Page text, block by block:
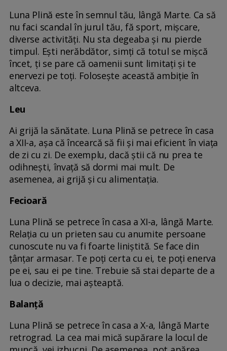
Luna Plină este în semnul tău, lângă Marte. Ca să
nu faci scandal în jurul tău, fă sport, mișcare,
diverse activități. Nu sta degeaba și nu pierde
timpul. Ești nerăbdător, simți că totul se mișcă
încet, ți se pare că oamenii sunt limitați și te
enervezi pe toți. Folosește această ambiție în
altceva.
Leu
Ai grijă la sănătate. Luna Plină se petrece în casa
a XII-a, așa că încearcă să fii și mai eficient în viața
de zi cu zi. De exemplu, dacă știi că nu prea te
odihnești, învață să dormi mai mult. De
asemenea, ai grijă și cu alimentația.
Fecioară
Luna Plină se petrece în casa a XI-a, lângă Marte.
Relația cu un prieten sau cu anumite persoane
cunoscute nu va fi foarte liniștită. Se face din
țânțar armasar. Te poți certa cu ei, te poți enerva
pe ei, sau ei pe tine. Trebuie să stai departe de a
lua o decizie, mai așteaptă.
Balanță
Luna Plină se petrece în casa a X-a, lângă Marte
retrograd. La cea mai mică supărare la locul de